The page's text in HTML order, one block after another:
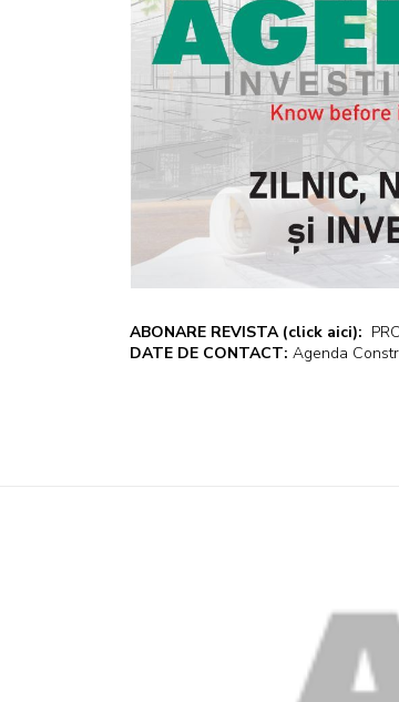
ABONARE REVISTA (click aici):
DATE DE CONTACT: Agenda